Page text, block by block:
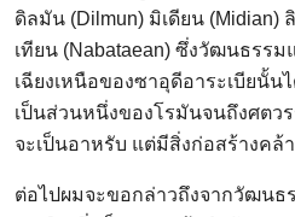
ดิลมัน (Dilmun) มิเดียน (Midian)
เทียน (Nabataean) ซึ่งวัฒนธรร
เฉียงเหนือของซาอุดีอาระเบียนั้
เป็นส่วนหนึ่งของโรมันจนถึงศตว
จะเป็นอาหรับ แต่มีสิ่งก่อสร้างคล้
ต่อไปผมจะขอกล่าวถึงจากวัฒนธ